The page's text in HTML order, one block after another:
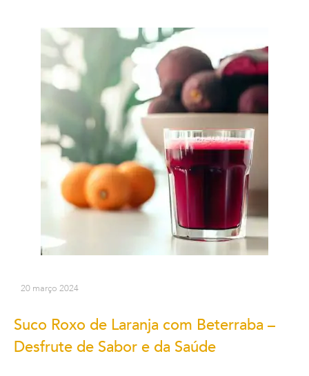
20 março 2024
Suco Roxo de Laranja com Beterraba –
Desfrute de Sabor e da Saúde